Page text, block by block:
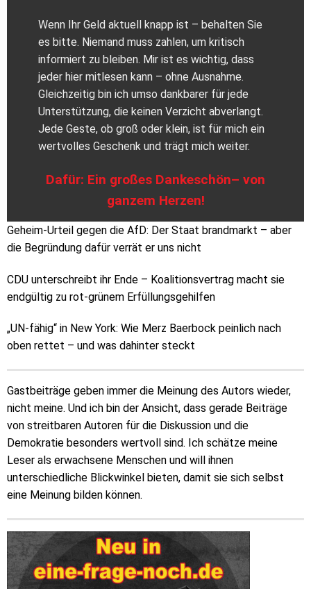
Wenn Ihr Geld aktuell knapp ist – behalten Sie
es bitte. Niemand muss zahlen, um kritisch
informiert zu bleiben. Mir ist es wichtig, dass
jeder hier mitlesen kann – ohne Ausnahme.
Gleichzeitig bin ich umso dankbarer für jede
Unterstützung, die keinen Verzicht abverlangt.
Jede Geste, ob groß oder klein, ist für mich ein
wertvolles Geschenk und trägt mich weiter.
Dafür: Ein großes Dankeschön– von
ganzem Herzen!
Geheim-Urteil gegen die AfD: Der Staat brandmarkt – aber
die Begründung dafür verrät er uns nicht
CDU unterschreibt ihr Ende – Koalitionsvertrag macht sie
endgültig zu rot-grünem Erfüllungsgehilfen
„UN-fähig“ in New York: Wie Merz Baerbock peinlich nach
oben rettet – und was dahinter steckt
Gastbeiträge geben immer die Meinung des Autors wieder,
nicht meine. Und ich bin der Ansicht, dass gerade Beiträge
von streitbaren Autoren für die Diskussion und die
Demokratie besonders wertvoll sind. Ich schätze meine
Leser als erwachsene Menschen und will ihnen
unterschiedliche Blickwinkel bieten, damit sie sich selbst
eine Meinung bilden können.